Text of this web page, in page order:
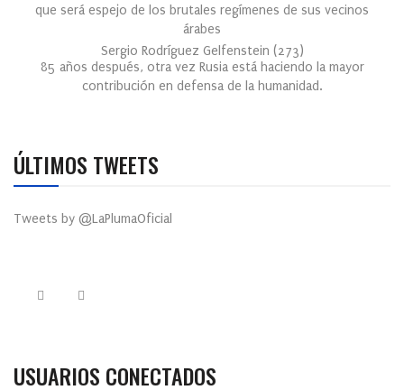
que será espejo de los brutales regímenes de sus vecinos
árabes
Sergio Rodríguez Gelfenstein (273)
85 años después, otra vez Rusia está haciendo la mayor
contribución en defensa de la humanidad.
ÚLTIMOS TWEETS
Tweets by @LaPlumaOficial
USUARIOS CONECTADOS